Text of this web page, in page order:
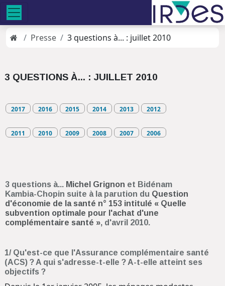
Presse 3 questions à... : juillet 2010
3 QUESTIONS À... : JUILLET 2010
2017 2016 2015 2014 2013 2012
2011 2010 2009 2008 2007 2006
3 questions à... Michel Grignon et Bidénam
Kambia-Chopin suite à la parution du Question
d'économie de la santé n° 153 intitulé « Quelle
subvention optimale pour l'achat d'une
complémentaire santé », d'avril 2010.
1/ Qu'est-ce que l'Assurance complémentaire santé
(ACS) ? A qui s'adresse-t-elle ? A-t-elle atteint ses
objectifs ?